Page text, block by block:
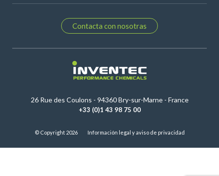
Contacta con nosotras
26 Rue des Coulons - 94360 Bry-sur-Marne - France
+33 (0)1 43 98 75 00
© Copyright 2026 Información legal y aviso de privacidad